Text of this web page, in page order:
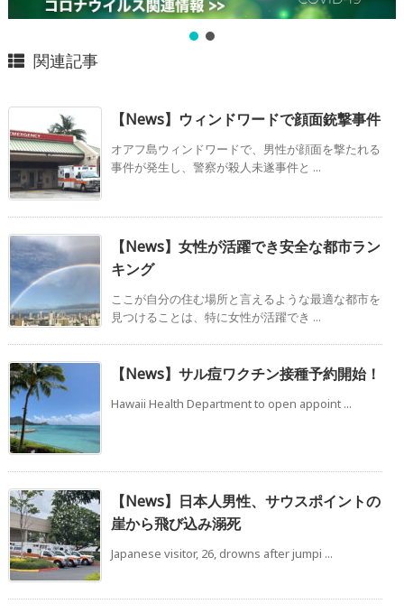
関連記事
【News】ウィンドワードで顔面銃撃事件
オアフ島ウィンドワードで、男性が顔面を撃たれる
事件が発生し、警察が殺人未遂事件と ...
【News】女性が活躍でき安全な都市ラン
キング
ここが自分の住む場所と言えるような最適な都市を
見つけることは、特に女性が活躍でき ...
【News】サル痘ワクチン接種予約開始！
Hawaii Health Department to open appoint ...
【News】日本人男性、サウスポイントの
崖から飛び込み溺死
Japanese visitor, 26, drowns after jumpi ...